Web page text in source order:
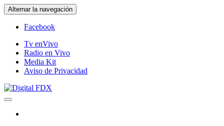
Saltar
al
contenido
Alternar la navegación
Facebook
Tv enVivo
Radio en Vivo
Media Kit
Aviso de Privacidad